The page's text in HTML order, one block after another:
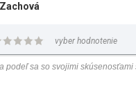
vyber hodnotenie